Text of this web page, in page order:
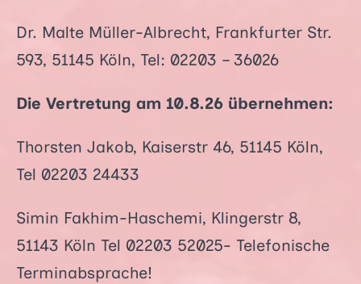
Dr. Malte Müller-Albrecht, Frankfurter Str.
593, 51145 Köln, Tel: 02203 – 36026
Die Vertretung am 10.8.26 übernehmen:
Thorsten Jakob, Kaiserstr 46, 51145 Köln,
Tel 02203 24433
Simin Fakhim-Haschemi, Klingerstr 8,
51143 Köln Tel 02203 52025- Telefonische
Terminabsprache!